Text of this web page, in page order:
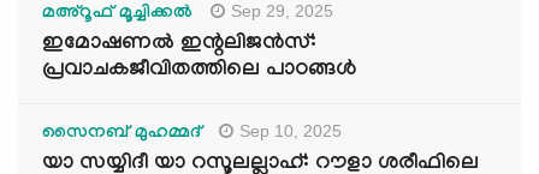
മഅ്റൂഫ് മൂച്ചിക്കല്‍ Sep 29, 2025
ഇമോഷണൽ ഇന്റലിജൻസ്:
പ്രവാചകജീവിതത്തിലെ പാഠങ്ങൾ
സൈനബ് മുഹമ്മദ് Sep 10, 2025
യാ സയ്യിദീ യാ റസൂലല്ലാഹ്: റൗളാ ശരീഫിലെ